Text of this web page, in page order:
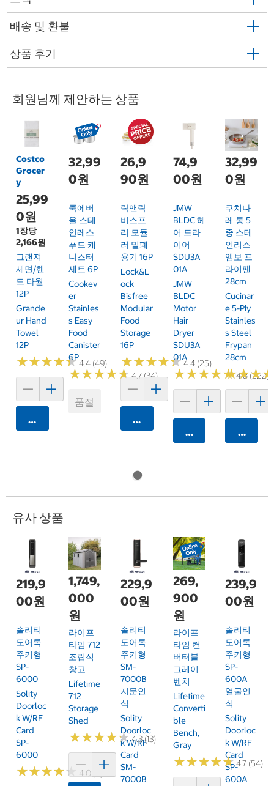
배송 및 환불
상품 후기
회원님께 제안하는 상품
Costco
Grocer
y
25,99
0원
1장당
2,166원
그랜져
세면/핸
드 타월
12P
Grande
Ur Hand
Towel
12P
★★★★★
★★★★★4.4 (49)
카트에 담기
32,99
0원
쿡에버
올 스테
인레스
푸드 캐
니스터
세트 6P
Cookev
Er
Stainles
S Easy
Food
Canister
6P
★★★★★
★★★★★4.7 (34)
품절
26,9
90원
락앤락
비스프
리 모듈
러 밀폐
용기 16P
Lock&L
Ock
Bisfree
Modular
Food
Storage
16P
★★★★★
★★★★★4.4 (25)
카트에 담기
74,9
00원
JMW
BLDC 헤
어 드라
이어
SDU3A
01A
JMW
BLDC
Motor
Hair
Dryer
SDU3A
01A
★★★★★
★★★★★4.8 (222)
카트에 담기
32,99
0원
쿠치나
레 통 5
중 스테
인리스
엠보 프
라이팬
28cm
Cucinar
E 5-Ply
Stainles
S Steel
Frypan
28cm
★★★
★★★
카트에
유사 상품
219,9
00원
솔리티
도어록
주키형
SP-
6000
Solity
Doorloc
K W/RF
Card
SP-
6000
★★★★★
★★★★★ 4.0 (4)
1,749,
000
원
라이프
타임 712
조립식
창고
Lifetime
712
Storage
Shed
★★★★★
★★★★★4.3 (13)
229,9
00원
솔리티
도어록
주키형
SM-
7000B
지문인
식
Solity
Doorloc
K W/RF
Card
SM-
7000B
269,
900
원
라이프
타임 컨
버터블
그레이
벤치
Lifetime
Converti
Ble
Bench,
Gray
★★★★★
★★★★★4.7 (54)
239,9
00원
솔리티
도어록
주키형
SP-
600A
얼굴인
식
Solity
Doorloc
K W/RF
Card
SP-
600A